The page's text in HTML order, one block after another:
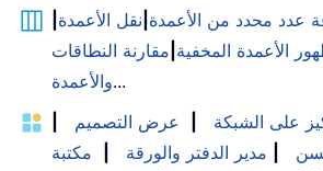
عدد محدد من الأعمدة نقل الأعمدة
الأعمدة المخفية مقارنة النطاقات
والأعمدة...
على الشبكة عرض التصميم
مدير الدفتر والورقة
مكتبة